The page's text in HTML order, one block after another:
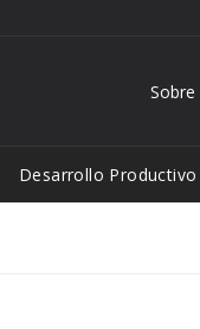
Sobre
Desarrollo Productivo